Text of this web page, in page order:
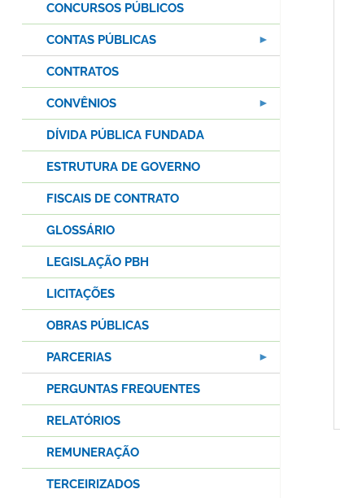
CONCURSOS PÚBLICOS
CONTAS PÚBLICAS
CONTRATOS
CONVÊNIOS
DÍVIDA PÚBLICA FUNDADA
ESTRUTURA DE GOVERNO
FISCAIS DE CONTRATO
GLOSSÁRIO
LEGISLAÇÃO PBH
LICITAÇÕES
OBRAS PÚBLICAS
PARCERIAS
PERGUNTAS FREQUENTES
RELATÓRIOS
REMUNERAÇÃO
TERCEIRIZADOS